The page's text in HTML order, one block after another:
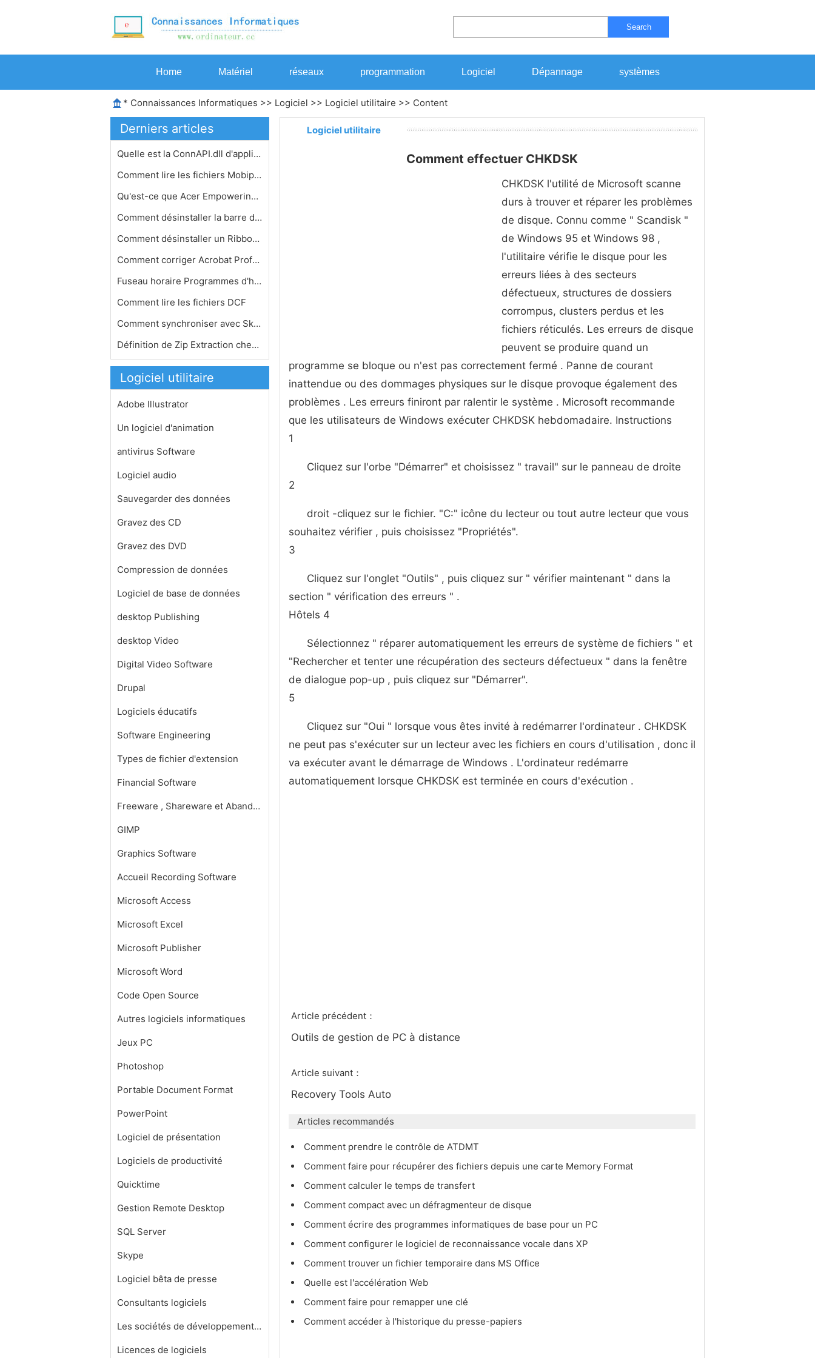
Search
Home Matériel réseaux programmation Logiciel Dépannage systèmes
* Connaissances Informatiques >> Logiciel >> Logiciel utilitaire >> Content
Derniers articles
Quelle est la ConnAPI.dll d'applicat…
Comment lire les fichiers Mobipocket…
Qu'est-ce que Acer Empowering Techno…
Comment désinstaller la barre d'out…
Comment désinstaller un RibbonCusto…
Comment corriger Acrobat Professiona…
Fuseau horaire Programmes d'horloge
Comment lire les fichiers DCF
Comment synchroniser avec Skydrive
Définition de Zip Extraction chemin…
Logiciel utilitaire
Adobe Illustrator
Un logiciel d'animation
antivirus Software
Logiciel audio
Sauvegarder des données
Gravez des CD
Gravez des DVD
Compression de données
Logiciel de base de données
desktop Publishing
desktop Video
Digital Video Software
Drupal
Logiciels éducatifs
Software Engineering
Types de fichier d'extension
Financial Software
Freeware , Shareware et Abandonware
GIMP
Graphics Software
Accueil Recording Software
Microsoft Access
Microsoft Excel
Microsoft Publisher
Microsoft Word
Code Open Source
Autres logiciels informatiques
Jeux PC
Photoshop
Portable Document Format
PowerPoint
Logiciel de présentation
Logiciels de productivité
Quicktime
Gestion Remote Desktop
SQL Server
Skype
Logiciel bêta de presse
Consultants logiciels
Les sociétés de développement de logiciels
Licences de logiciels
Logiciel utilitaire
Comment effectuer CHKDSK
CHKDSK l'utilité de Microsoft scanne
durs à trouver et réparer les problèmes
de disque. Connu comme " Scandisk "
de Windows 95 et Windows 98 ,
l'utilitaire vérifie le disque pour les
erreurs liées à des secteurs
défectueux, structures de dossiers
corrompus, clusters perdus et les
fichiers réticulés. Les erreurs de disque
peuvent se produire quand un
programme se bloque ou n'est pas correctement fermé . Panne de courant
inattendue ou des dommages physiques sur le disque provoque également des
problèmes . Les erreurs finiront par ralentir le système . Microsoft recommande
que les utilisateurs de Windows exécuter CHKDSK hebdomadaire. Instructions
1
Cliquez sur l'orbe "Démarrer" et choisissez " travail" sur le panneau de droite
2
droit -cliquez sur le fichier. "C:" icône du lecteur ou tout autre lecteur que vous
souhaitez vérifier , puis choisissez "Propriétés".
3
Cliquez sur l'onglet "Outils" , puis cliquez sur " vérifier maintenant " dans la
section " vérification des erreurs " .
Hôtels 4
Sélectionnez " réparer automatiquement les erreurs de système de fichiers " et
"Rechercher et tenter une récupération des secteurs défectueux " dans la fenêtre
de dialogue pop-up , puis cliquez sur "Démarrer".
5
Cliquez sur "Oui " lorsque vous êtes invité à redémarrer l'ordinateur . CHKDSK
ne peut pas s'exécuter sur un lecteur avec les fichiers en cours d'utilisation , donc il
va exécuter avant le démarrage de Windows . L'ordinateur redémarre
automatiquement lorsque CHKDSK est terminée en cours d'exécution .
Article précédent：
Outils de gestion de PC à distance
Article suivant：
Recovery Tools Auto
Articles recommandés
Comment prendre le contrôle de ATDMT
Comment faire pour récupérer des fichiers depuis une carte Memory Format
Comment calculer le temps de transfert
Comment compact avec un défragmenteur de disque
Comment écrire des programmes informatiques de base pour un PC
Comment configurer le logiciel de reconnaissance vocale dans XP
Comment trouver un fichier temporaire dans MS Office
Quelle est l'accélération Web
Comment faire pour remapper une clé
Comment accéder à l'historique du presse-papiers